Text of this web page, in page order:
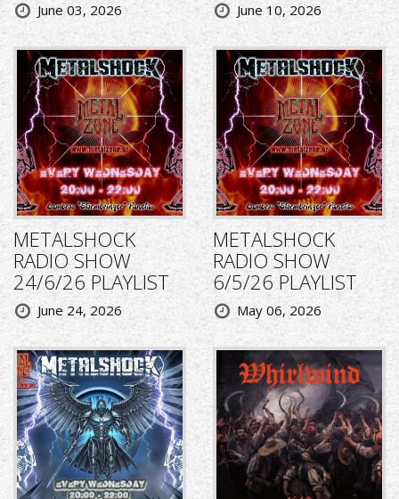
June 03, 2026 June 10, 2026
METALSHOCK
RADIO SHOW
24/6/26 PLAYLIST
June 24, 2026
METALSHOCK
RADIO SHOW
6/5/26 PLAYLIST
May 06, 2026